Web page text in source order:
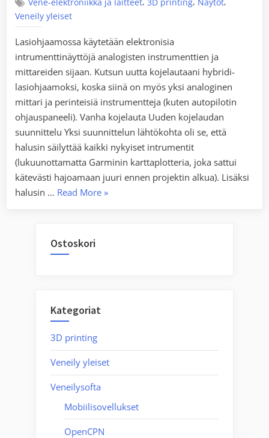
Vene-elektroniikka ja laitteet 3D printing Näytöt
Veneily yleiset
Lasiohjaamossa käytetään elektronisia
intrumenttinäyttöjä analogisten instrumenttien ja
mittareiden sijaan. Kutsun uutta kojelautaani hybridi-
lasiohjaamoksi, koska siinä on myös yksi analoginen
mittari ja perinteisiä instrumentteja (kuten autopilotin
ohjauspaneeli). Vanha kojelauta Uuden kojelaudan
suunnittelu Yksi suunnittelun lähtökohta oli se, että
halusin säilyttää kaikki nykyiset intrumentit
(lukuunottamatta Garminin karttaplotteria, joka sattui
kätevästi hajoamaan juuri ennen projektin alkua). Lisäksi
halusin … Read More“Lasiohjaamo
»
Ostoskori
Kategoriat
3D printing
Veneily yleiset
Veneilysofta
Mobiilisovellukset
OpenCPN